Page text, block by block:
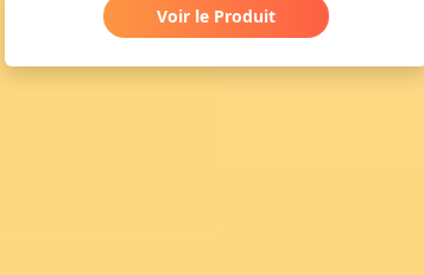
Voir le Produit